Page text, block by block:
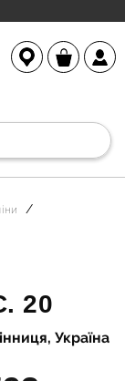
20
Україна